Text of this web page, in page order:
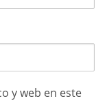
y web en este